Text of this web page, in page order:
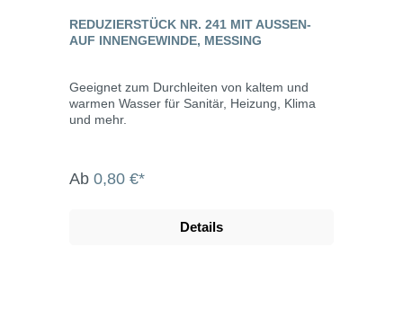
REDUZIERSTÜCK NR. 241 MIT AUSSEN- A
UF INNENGEWINDE, MESSING
Geeignet zum Durchleiten von kaltem und
warmen Wasser für Sanitär, Heizung, Klima
und mehr.
Ab 0,80 €*
Details